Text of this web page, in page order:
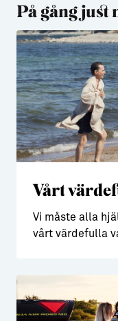
På gång just
Vårt
Vi måste alla
vårt värdefulla